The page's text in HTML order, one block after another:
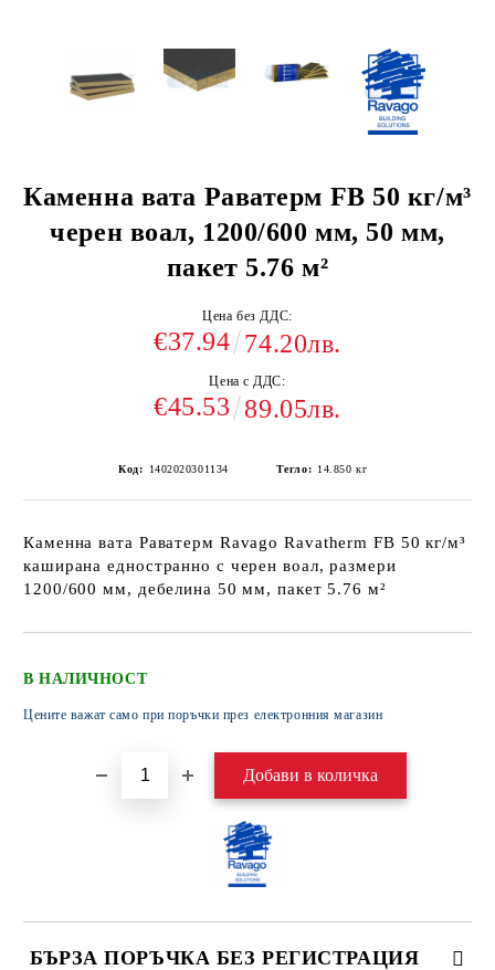
Каменна вата Раватерм FB 50 кг/м³
черен воал, 1200/600 мм, 50 мм,
пакет 5.76 м²
Цена без ДДС:
€37.94 74.20лв.
Цена с ДДС:
€45.53 89.05лв.
Код: 1402020301134 Тегло: 14.850 кг
Каменна вата Раватерм Ravago Ravatherm FB 50 кг/м³
каширана едностранно с черен воал, размери
1200/600 мм, дебелина 50 мм, пакет 5.76 м²
В НАЛИЧНОСТ
Цените важат само при поръчки през електронния магазин
БЪРЗА ПОРЪЧКА БЕЗ РЕГИСТРАЦИЯ